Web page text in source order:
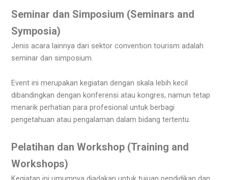
Seminar dan Simposium (Seminars and
Symposia)
Jenis acara lainnya dari sektor convention tourism adalah
seminar dan simposium.
Event ini merupakan kegiatan dengan skala lebih kecil
dibandingkan dengan konferensi atau kongres, namun tetap
menarik perhatian para profesional untuk berbagi
pengetahuan atau pengalaman dalam bidang tertentu.
Pelatihan dan Workshop (Training and
Workshops)